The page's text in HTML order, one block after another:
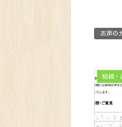
お声の
相続・